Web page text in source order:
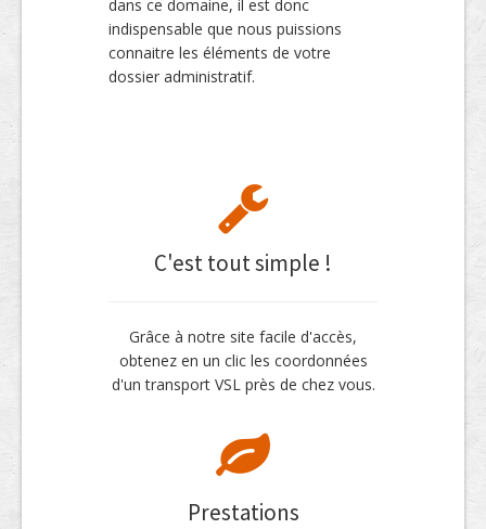
dans ce domaine, il est donc
indispensable que nous puissions
connaitre les éléments de votre
dossier administratif.
C'est tout simple !
Grâce à notre site facile d'accès,
obtenez en un clic les coordonnées
d'un transport VSL près de chez vous.
Prestations